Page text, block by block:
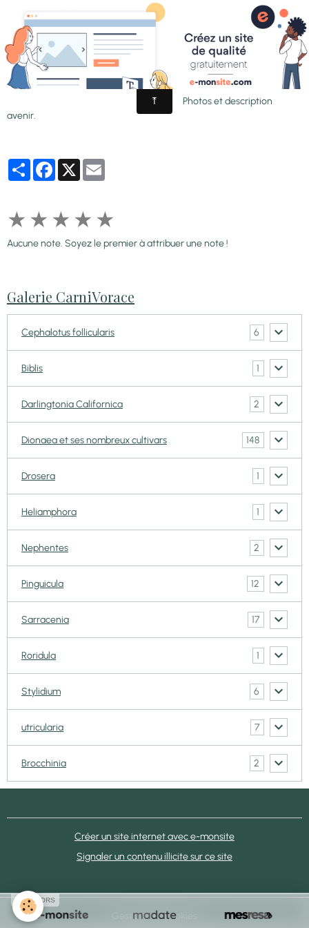
-'Ruby red'
Photos et description
avenir.
PartagerFacebook
X
★ ★ ★ ★ ★
Aucune note. Soyez le premier à attribuer une note !
Galerie CarniVorace
Cephalotus follicularis 6
Biblis 1
Darlingtonia Californica 2
Dionaea et ses nombreux cultivars 148
Drosera 1
Heliamphora 1
Nephentes 2
Pinguicula 12
Sarracenia 17
Roridula 1
Stylidium 6
utricularia 7
Brocchinia 2
Créer un site internet avec e-monsite
Signaler un contenu illicite sur ce site
Gestion des cookies
SPONSORS